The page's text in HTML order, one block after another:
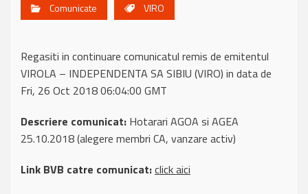
Comunicate VIRO
Regasiti in continuare comunicatul remis de emitentul
VIROLA – INDEPENDENTA SA SIBIU (VIRO) in data de
Fri, 26 Oct 2018 06:04:00 GMT
Descriere comunicat: Hotarari AGOA si AGEA
25.10.2018 (alegere membri CA, vanzare activ)
Link BVB catre comunicat:click aici